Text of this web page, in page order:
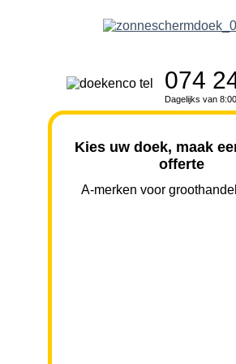
074
Dagelijks van
Kies uw doek, maak
offerte
A-merken voor